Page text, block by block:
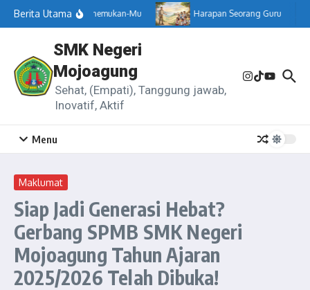
Berita Utama Menemukan-Mu Harapan Seorang Guru
SMK Negeri
Mojoagung
Sehat, (Empati), Tanggung jawab,
Inovatif, Aktif
Menu
Maklumat
Siap Jadi Generasi Hebat?
Gerbang SPMB SMK Negeri
Mojoagung Tahun Ajaran
2025/2026 Telah Dibuka!